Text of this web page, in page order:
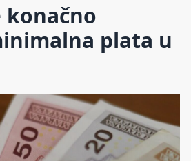
konačno
plata u